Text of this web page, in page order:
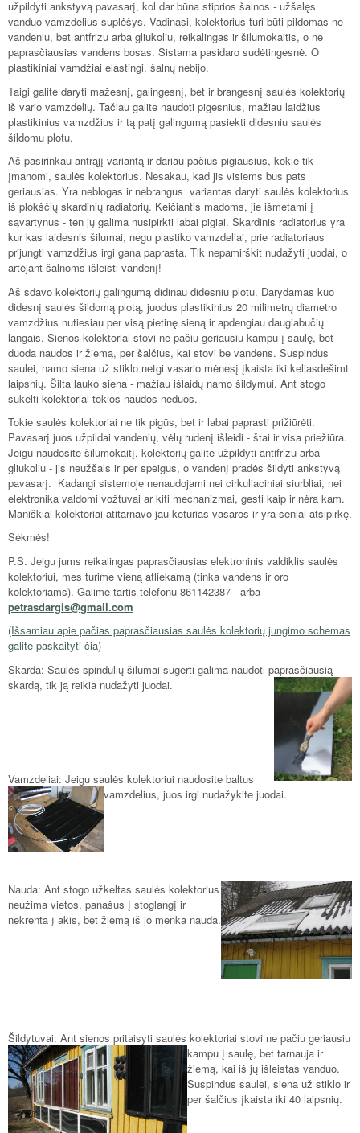
užpildyti ankstyvą pavasarį, kol dar būna stiprios šalnos - užšalęs
vanduo vamzdelius suplėšys. Vadinasi, kolektorius turi būti pildomas ne
vandeniu, bet antfrizu arba gliukoliu, reikalingas ir šilumokaitis, o ne
paprasčiausias vandens bosas. Sistama pasidaro sudėtingesnė. O
plastikiniai vamdžiai elastingi, šalnų nebijo.
Taigi galite daryti mažesnį, galingesnį, bet ir brangesnį saulės kolektorių
iš vario vamzdelių. Tačiau galite naudoti pigesnius, mažiau laidžius
plastikinius vamzdžius ir tą patį galingumą pasiekti didesniu saulės
šildomu plotu.
Aš pasirinkau antrąjį variantą ir dariau pačius pigiausius, kokie tik
įmanomi, saulės kolektorius. Nesakau, kad jis visiems bus pats
geriausias. Yra neblogas ir nebrangus variantas daryti saulės kolektorius
iš plokščių skardinių radiatorių. Keičiantis madoms, jie išmetami į
sąvartynus - ten jų galima nusipirkti labai pigiai. Skardinis radiatorius yra
kur kas laidesnis šilumai, negu plastiko vamzdeliai, prie radiatoriaus
prijungti vamzdžius irgi gana paprasta. Tik nepamirškit nudažyti juodai, o
artėjant šalnoms išleisti vandenį!
Aš sdavo kolektorių galingumą didinau didesniu plotu. Darydamas kuo
didesnį saulės šildomą plotą, juodus plastikinius 20 milimetrų diametro
vamzdžius nutiesiau per visą pietinę sieną ir apdengiau daugiabučių
langais. Sienos kolektoriai stovi ne pačiu geriausiu kampu į saulę, bet
duoda naudos ir žiemą, per šalčius, kai stovi be vandens. Suspindus
saulei, namo siena už stiklo netgi vasario mėnesį įkaista iki keliasdešimt
laipsnių. Šilta lauko siena - mažiau išlaidų namo šildymui. Ant stogo
sukelti kolektoriai tokios naudos neduos.
Tokie saulės kolektoriai ne tik pigūs, bet ir labai paprasti prižiūrėti.
Pavasarį juos užpildai vandenių, vėlų rudenį išleidi - štai ir visa priežiūra.
Jeigu naudosite šilumokaitį, kolektorių galite užpildyti antifrizu arba
gliukoliu - jis neužšals ir per speigus, o vandenį pradės šildyti ankstyvą
pavasarį. Kadangi sistemoje nenaudojami nei cirkuliaciniai siurbliai, nei
elektronika valdomi vožtuvai ar kiti mechanizmai, gesti kaip ir nėra kam.
Maniškiai kolektoriai atitarnavo jau keturias vasaros ir yra seniai atsipirkę.
Sėkmės!
P.S. Jeigu jums reikalingas paprasčiausias elektroninis valdiklis saulės
kolektoriui, mes turime vieną atliekamą (tinka vandens ir oro
kolektoriams). Galime tartis telefonu 861142387 arba
petrasdargis@gmail.com
(Išsamiau apie pačias paprasčiausias saulės kolektorių jungimo schemas
galite paskaityti čia)
Skarda: Saulės spindulių šilumai sugerti galima naudoti paprasčiausią
skardą, tik ją reikia nudažyti juodai.
Vamzdeliai: Jeigu saulės kolektoriui naudosite baltus
vamzdelius, juos irgi nudažykite juodai.
Nauda: Ant stogo užkeltas saulės kolektorius
neužima vietos, panašus į stoglangį ir
nekrenta į akis, bet žiemą iš jo menka nauda.
Šildytuvai: Ant sienos pritaisyti saulės kolektoriai stovi ne pačiu geriausiu
kampu į saulę, bet tarnauja ir
žiemą, kai iš jų išleistas vanduo.
Suspindus saulei, siena už stiklo ir
per šalčius įkaista iki 40 laipsnių.